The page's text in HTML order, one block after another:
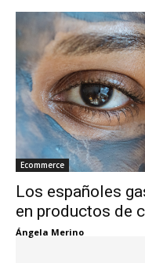
Ecommerce
Los españoles
en productos de
Ángela Merino